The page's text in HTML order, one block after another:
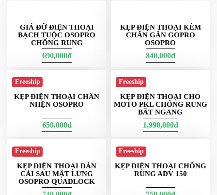
GIÁ ĐỠ ĐIỆN THOẠI
BẠCH TUỘC OSOPRO
CHỐNG RUNG
690,000đ
KẸP ĐIỆN THOẠI KÈM
CHÂN GẮN GOPRO
OSOPRO
840,000đ
Freeship
KẸP ĐIỆN THOẠI CHÂN
NHỆN OSOPRO
650,000đ
Freeship
KẸP ĐIỆN THOẠI CHO
MOTO PKL CHỐNG RUNG
BẮT NGANG
1,990,000đ
Freeship
KẸP ĐIỆN THOẠI DÁN
CÀI SAU MẶT LƯNG
OSOPRO QUADLOCK
Freeship
KẸP ĐIỆN THOẠI CHỐNG
RUNG ADV 150